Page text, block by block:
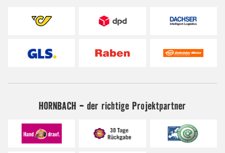
HORNBACH - der richtige Projektpartner